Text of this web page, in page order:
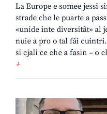
La Europe e somee jessi
strade che le puarte a
«unide inte diversitât» al
nuie a pro o tal fâi
si cjali ce che a fasin – o
+